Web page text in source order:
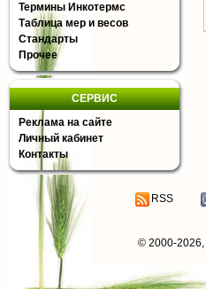
Термины Инкотермс
Таблица мер и весов
Стандарты
Прочее
СЕРВИС
Реклама на сайте
Личный кабинет
Контакты
RSS
© 2000-2026,